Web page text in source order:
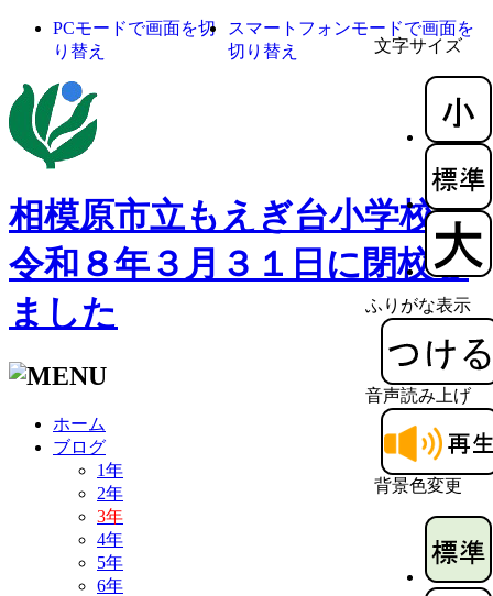
文字サイズ
ふりがな表示
音声読み上げ
背景色変更
PCモードで画面を切
り替え
スマートフォンモードで画面を
切り替え
相模原市立もえぎ台小学校
令和８年３月３１日に閉校し
ました
ホーム
ブログ
1年
2年
3年
4年
5年
6年